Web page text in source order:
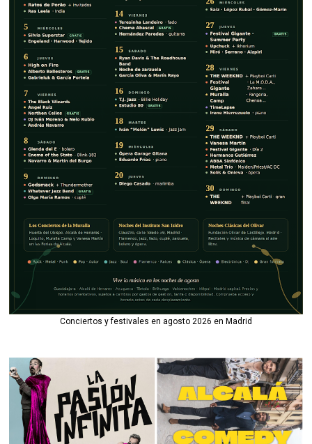
Conciertos y festivales en agosto 2026 en Madrid